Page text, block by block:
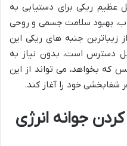
عظیم ریکی برای دستیابی به
بهبود سلامت جسمی و روحی
زیباترین جنبه های ریکی این
دسترس است، بدون نیاز به
بخواهد، می تواند از این
شفابخشی خود را آغاز کند.
جوانه انرژی